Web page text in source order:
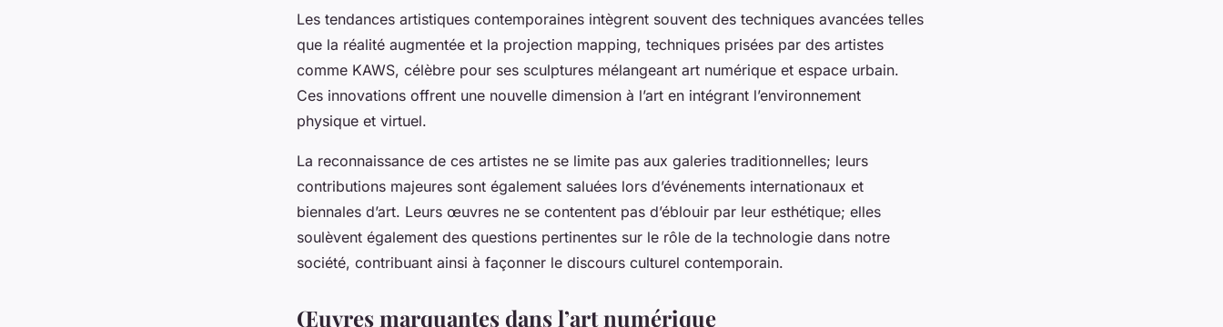
Les tendances artistiques contemporaines intègrent souvent des techniques avancées telles
que la réalité augmentée et la projection mapping, techniques prisées par des artistes
comme KAWS, célèbre pour ses sculptures mélangeant art numérique et espace urbain.
Ces innovations offrent une nouvelle dimension à l’art en intégrant l’environnement
physique et virtuel.
La reconnaissance de ces artistes ne se limite pas aux galeries traditionnelles; leurs
contributions majeures sont également saluées lors d’événements internationaux et
biennales d’art. Leurs œuvres ne se contentent pas d’éblouir par leur esthétique; elles
soulèvent également des questions pertinentes sur le rôle de la technologie dans notre
société, contribuant ainsi à façonner le discours culturel contemporain.
Œuvres marquantes dans l’art numérique